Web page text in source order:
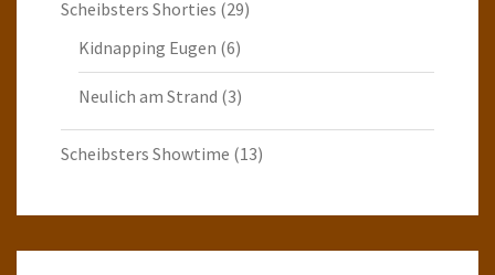
Scheibsters Shorties (29)
Kidnapping Eugen (6)
Neulich am Strand (3)
Scheibsters Showtime (13)